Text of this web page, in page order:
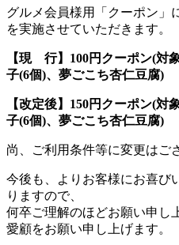
グルメ会員様用「クーポン」
を実施させていただきます。
【現 行】100円クーポン(対
子(6個)、夢ごこち杏仁豆腐)
【改定後】150円クーポン(
子(6個)、夢ごこち杏仁豆腐)
尚、ご利用条件等に変更はご
今後も、よりお客様にお喜び
りますので、
何卒ご理解のほどお願い申し
愛顧をお願い申し上げます。